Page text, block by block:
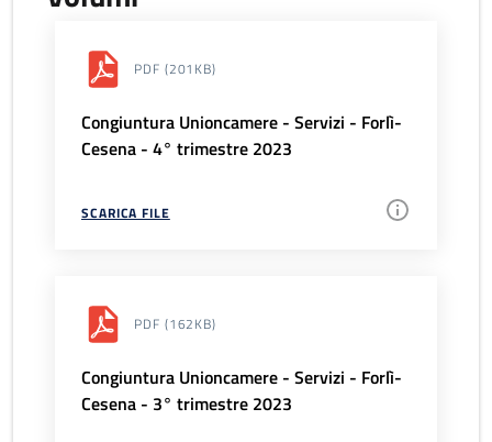
PDF (201KB)
Congiuntura Unioncamere - Servizi - Forlì-
Cesena - 4° trimestre 2023
SCARICA FILE
PDF (162KB)
Congiuntura Unioncamere - Servizi - Forlì-
Cesena - 3° trimestre 2023